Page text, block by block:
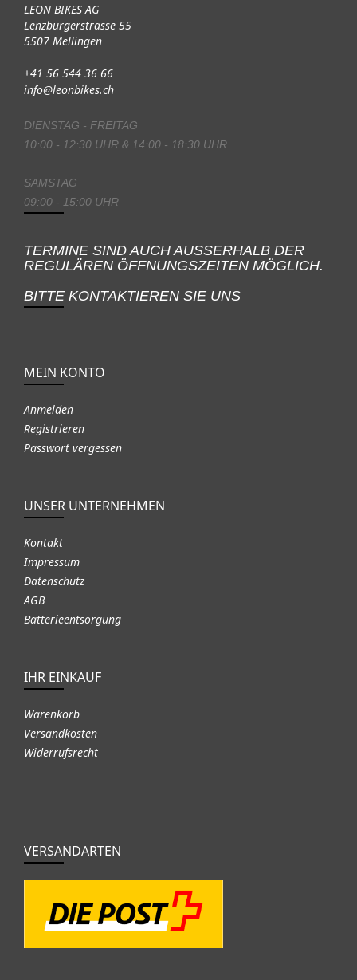
LEON BIKES AG
Lenzburgerstrasse 55
5507 Mellingen
+41 56 544 36 66
info@leonbikes.ch
DIENSTAG - FREITAG
10:00 - 12:30 UHR & 14:00 - 18:30 UHR
SAMSTAG
09:00 - 15:00 UHR
TERMINE SIND AUCH AUSSERHALB DER
REGULÄREN ÖFFNUNGSZEITEN MÖGLICH.
BITTE KONTAKTIEREN SIE UNS
MEIN KONTO
Anmelden
Registrieren
Passwort vergessen
UNSER UNTERNEHMEN
Kontakt
Impressum
Datenschutz
AGB
Batterieentsorgung
IHR EINKAUF
Warenkorb
Versandkosten
Widerrufsrecht
VERSANDARTEN